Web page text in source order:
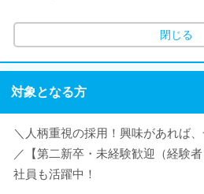
閉じる
対象となる方
＼人柄重視の採用！興味があれば
／【第二新卒・未経験歓迎（経験
社員も活躍中！